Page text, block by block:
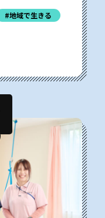
#地域で生きる